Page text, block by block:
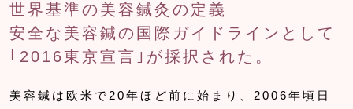
世界基準の美容鍼灸の定義
安全な美容鍼の国際ガイドラインとして
｢2016東京宣言｣が採択された。
美容鍼は欧米で20年ほど前に始まり、2006年頃日